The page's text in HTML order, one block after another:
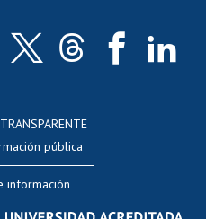
docente
académica
pública
información